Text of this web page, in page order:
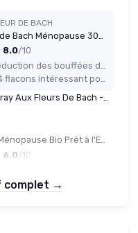
DE BACH
8.0/10
Elixirs &Co - Ménopause Spray Aux Fleurs De Bach - Apaisement Et Équilibre Émotionnel - Formule Naturelle - Pour Les Symptômes Liés À La Ménopause - Format Pratique - Facile À Utiliser - 10ml Pack of 2
Elixir & Co Ménopause Bio Prêt à l'Emploi, Composé Unique aux Fleurs de Bach 20ml - Calme, Sommeil, Vie Intime Adulte - Compte Gouttes Fleur De Bach 100% Naturel - Fabriqué en France (Lot de 2) Pack of 2
6.0 /10
complet →